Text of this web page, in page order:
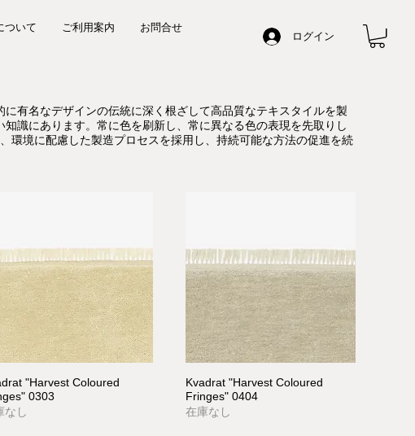
ログイン
ついて ご利用案内 お問合せ
有名なデザインの伝統に深く根ざして高品質なテキスタイルを製
識にあります。常に色を刷新し、常に異なる色の表現を先取りし
環境に配慮した製造プロセスを採用し、持続可能な方法の促進を続
"Harvest Coloured
0303
なし
Kvadrat "Harvest Coloured
Fringes" 0404
在庫なし